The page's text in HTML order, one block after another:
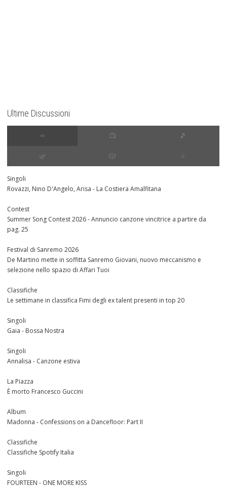
Ultime Discussioni
∞ 📺 🎵
🌿 🎲 ⭐️
Singoli
Rovazzi, Nino D'Angelo, Arisa - La Costiera Amalfitana
Contest
Summer Song Contest 2026 - Annuncio canzone vincitrice a partire da
pag. 25
Festival di Sanremo 2026
De Martino mette in soffitta Sanremo Giovani, nuovo meccanismo e
selezione nello spazio di Affari Tuoi
Classifiche
Le settimane in classifica Fimi degli ex talent presenti in top 20
Singoli
Gaia - Bossa Nostra
Singoli
Annalisa - Canzone estiva
La Piazza
È morto Francesco Guccini
Album
Madonna - Confessions on a Dancefloor: Part II
Classifiche
Classifiche Spotify Italia
Singoli
FOURTEEN - ONE MORE KISS